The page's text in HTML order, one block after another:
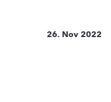
26. Nov 2022